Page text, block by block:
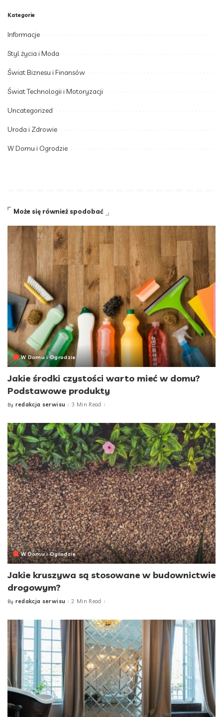
Kategorie
Informacje
Styl życia i Moda
Świat Biznesu i Finansów
Świat Technologii i Motoryzacji
Uncategorized
Uroda i Zdrowie
W Domu i Ogrodzie
Może się również spodobać
W Domu i Ogrodzie
Jakie środki czystości warto mieć w domu?
Podstawowe produkty
Posted
By redakcja serwisu 3 Min Read
W Domu i Ogrodzie
Jakie kruszywa są stosowane w budownictwie
drogowym?
Posted
By redakcja serwisu 2 Min Read